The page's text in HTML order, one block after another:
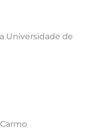
Universidade de